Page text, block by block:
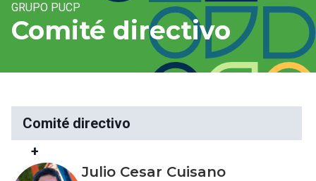
GRUPO PUCP
Comité directivo
Comité directivo
+
Julio Cesar Cuisano